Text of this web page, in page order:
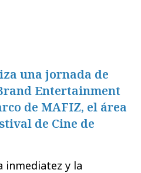
una jornada de
Entertainment
de MAFIZ, el área
de Cine de
inmediatez y la